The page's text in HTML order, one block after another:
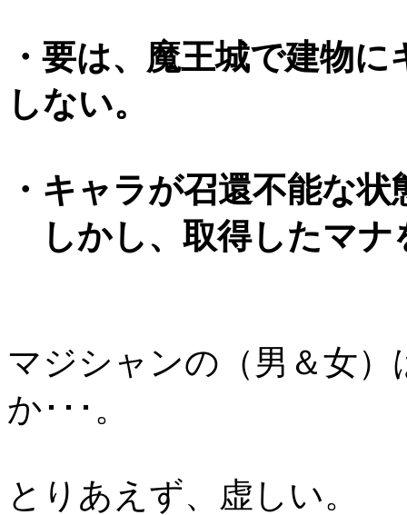
・要は、魔王城で建物
しない。
・キャラが召還不能な
しかし、取得したマナ
マジシャンの（男＆女
か･･･。
とりあえず、虚しい。